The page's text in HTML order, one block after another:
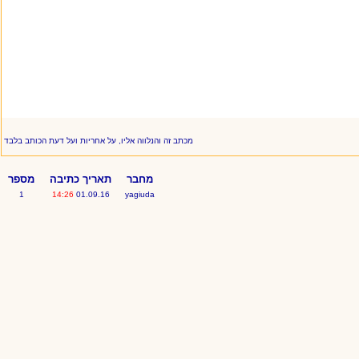
מכתב זה והנלווה אליו, על אחריות ועל דעת הכותב בלבד
מחבר תאריך כתיבה מספר
yagiuda
01.09.16
14:26
1